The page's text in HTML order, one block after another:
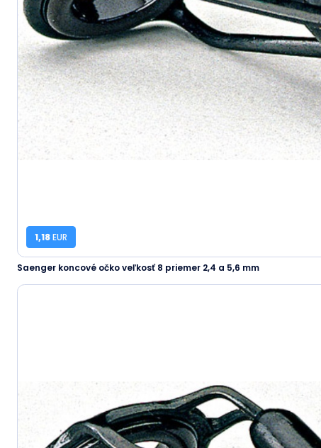
1,18EUR
Saenger koncové očko veľkosť 8 priemer 2,4 a 5,6 mm